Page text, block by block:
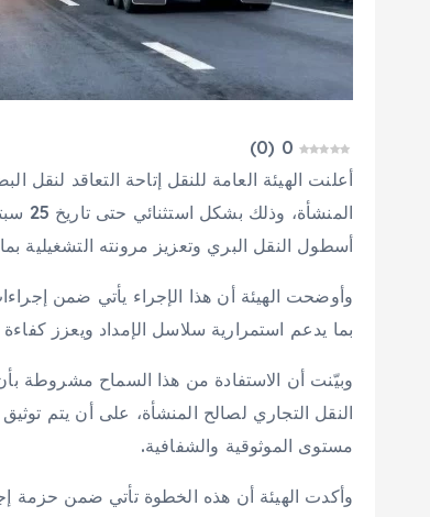
0
(
0
)
أعلنت الهيئة العامة للنقل إتاحة التعاقد
أسطول النقل البري وتعزيز مرونته التشغيلية
وأوضحت الهيئة أن هذا الإجراء يأتي ضمن
بما يدعم استمرارية سلاسل الإمداد ويعزز
وبيّنت أن الاستفادة من هذا السماح مشروطة
النقل التجاري لصالح المنشأة، على أن يتم
مستوى الموثوقية والشفافية.